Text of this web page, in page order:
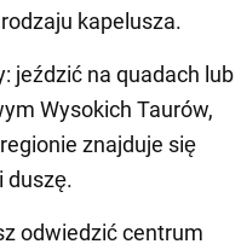
kapelusza.
jeździć na quadach lub
Wysokich Taurów,
znajduje się
duszę.
odwiedzić centrum